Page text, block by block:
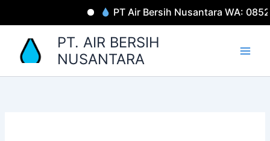
PT Air Bersih Nusantara WA:
PT. AIR BERSIH
NUSANTARA